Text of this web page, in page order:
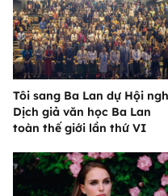
Tôi sang Ba Lan dự Hội
Dịch giả văn học Ba Lan
toàn thế giới lần thứ VI